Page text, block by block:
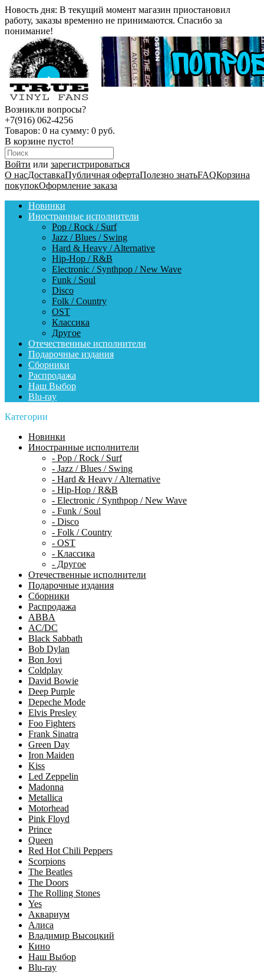
Новость дня: В текущий момент магазин приостановил
работу, заказы временно не принимаются. Спасибо за
понимание!
Возникли вопросы?
+7(916) 062-4256
Товаров: 0 на сумму: 0 руб.
В корзине пусто!
Войти или зарегистрироваться
О насДоставкаПубличная офертаПолезно знатьFAQКорзина
покупокОформление заказа
Новинки
Иностранные исполнители
Pop / Rock / Surf
Jazz / Blues / Swing
Hard & Heavy / Alternative
Hip-Hop / R&B
Electronic / Synthpop / New Wave
Funk / Soul
Disco
Folk / Country
OST
Классика
Другое
Отечественные исполнители
Подарочные издания
Сборники
Распродажа
Наш Выбор
Blu-ray
Категории
Новинки
Иностранные исполнители
- Pop / Rock / Surf
- Jazz / Blues / Swing
- Hard & Heavy / Alternative
- Hip-Hop / R&B
- Electronic / Synthpop / New Wave
- Funk / Soul
- Disco
- Folk / Country
- OST
- Классика
- Другое
Отечественные исполнители
Подарочные издания
Сборники
Распродажа
ABBA
AC/DC
Black Sabbath
Bob Dylan
Bon Jovi
Coldplay
David Bowie
Deep Purple
Depeche Mode
Elvis Presley
Foo Fighters
Frank Sinatra
Green Day
Iron Maiden
Kiss
Led Zeppelin
Madonna
Metallica
Motorhead
Pink Floyd
Prince
Queen
Red Hot Chili Peppers
Scorpions
The Beatles
The Doors
The Rolling Stones
Yes
Аквариум
Алиса
Владимир Высоцкий
Кино
Наш Выбор
Blu-ray